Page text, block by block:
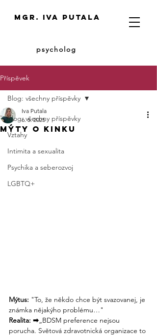
Mgr. Iva putala
psycholog
Příspěvek
Blog: všechny příspěvky
Vztahy
Intimita a sexualita
Psychika a seberozvoj
LGBTQ+
Blog: všechny příspěvky
Mýty o kinku
Iva Putala
6. 5. 2025
Mýtus: "To, že někdo chce být svazovanej, je
známka nějakýho problému…"
Realita: ➡„BDSM preference nejsou
porucha. Světová zdravotnická organizace to